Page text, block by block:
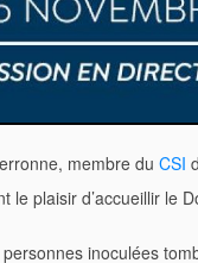
membre du CSI
le plaisir d’accueillir le
inoculées